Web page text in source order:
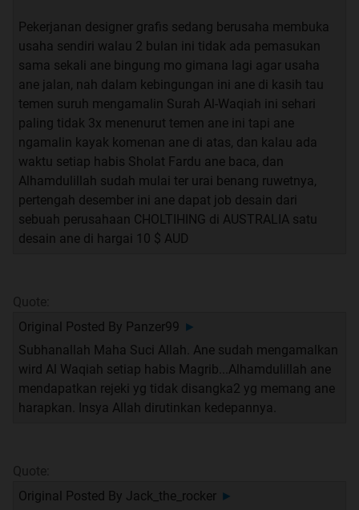
Alloh memang maha pemurah
Quote:
Original Posted BySiPutihBiru ►
klo kata nyokap ane, ini doa kecukupan..
tapi ane baru ngamalin ini doa setelah nemu thread ini.
thanks TS..
sedikit cerita aja gan.
ane ngamalin 3x sehari, tapi cuma sampe seminggu
bukan cuma sekedar rejeki doang tapi yg lain lain juga.
udah sering banget kejadian yg namanya di hadepin
suatu masalah, g selang berapa lama tiba tiba solusi
dateng gtu aja.
itu sering banget ane alamin.
sebenernya banyak sih ke istimewaan lain yg ane rasain
tapi yg ane ceritain itu aja dulu om TS.
Pekerjanan designer grafis sedang berusaha membuka
usaha sendiri walau 2 bulan ini tidak ada pemasukan
sama sekali ane bingung mo gimana lagi agar usaha
ane jalan, nah dalam kebingungan ini ane di kasih tau
temen suruh mengamalin Surah Al-Waqiah ini sehari
paling tidak 3x menenurut temen ane ini tapi ane
ngamalin kayak komenan ane di atas, dan kalau ada
waktu setiap habis Sholat Fardu ane baca, dan
Alhamdulillah sudah mulai ter urai benang ruwetnya,
pertengah desember ini ane dapat job desain dari
sebuah perusahaan CHOLTIHING di AUSTRALIA satu
desain ane di hargai 10 $ AUD
Quote:
Original Posted By Panzer99 ►
Subhanallah Maha Suci Allah. Ane sudah mengamalkan
wird Al Waqiah setiap habis Magrib...Alhamdulillah ane
mendapatkan rejeki yg tidak disangka2 yg memang ane
harapkan. Insya Allah dirutinkan kedepannya.
Quote:
Original Posted By Jack_the_rocker ►